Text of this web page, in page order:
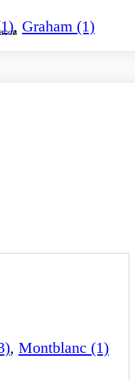
, Graham (1)
, Montblanc (1)